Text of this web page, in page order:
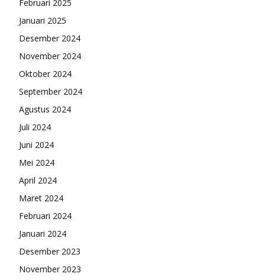
Februari 2025
Januari 2025
Desember 2024
November 2024
Oktober 2024
September 2024
Agustus 2024
Juli 2024
Juni 2024
Mei 2024
April 2024
Maret 2024
Februari 2024
Januari 2024
Desember 2023
November 2023